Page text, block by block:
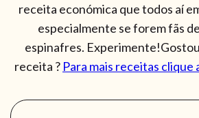
receita económica que todos aí
especialmente se forem fãs
espinafres.
receita ? Para mais receitas clique